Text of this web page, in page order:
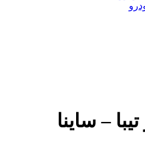
– ساینا